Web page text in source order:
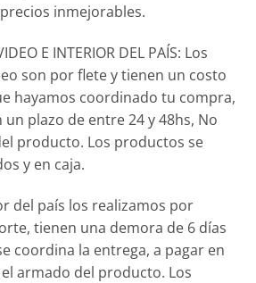
inmejorables.
E INTERIOR DEL PAÍS: Los
son por flete y tienen un costo
hayamos coordinado tu compra,
plazo de entre 24 y 48hs, No
producto. Los productos se
y en caja.
del país los realizamos por
tienen una demora de 6 días
coordina la entrega, a pagar en
armado del producto. Los